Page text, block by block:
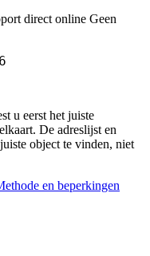
direct online Geen
u eerst het juiste
De adreslijst en
object te vinden, niet
en beperkingen